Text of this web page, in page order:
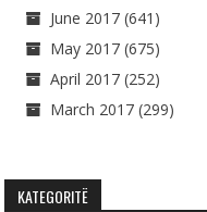
June 2017 (641)
May 2017 (675)
April 2017 (252)
March 2017 (299)
KATEGORITË